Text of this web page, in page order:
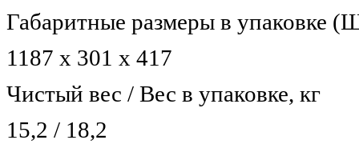
Габаритные размеры в упаковке
1187 x 301 x 417
Чистый вес / Вес в упаковке, кг
15,2 / 18,2